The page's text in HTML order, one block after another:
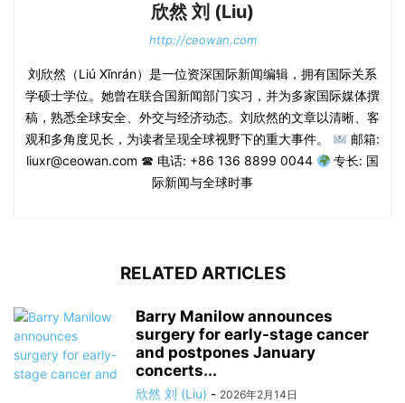
欣然 刘 (Liu)
http://ceowan.com
刘欣然（Liú Xīnrán）是一位资深国际新闻编辑，拥有国际关系
学硕士学位。她曾在联合国新闻部门实习，并为多家国际媒体撰
稿，熟悉全球安全、外交与经济动态。刘欣然的文章以清晰、客
观和多角度见长，为读者呈现全球视野下的重大事件。
邮箱:
liuxr@ceowan.com ☎ 电话: +86 136 8899 0044
专长: 国
际新闻与全球时事
RELATED ARTICLES
Barry Manilow announces
surgery for early-stage cancer
and postpones January
concerts...
欣然 刘 (Liu) - 2026年2月14日